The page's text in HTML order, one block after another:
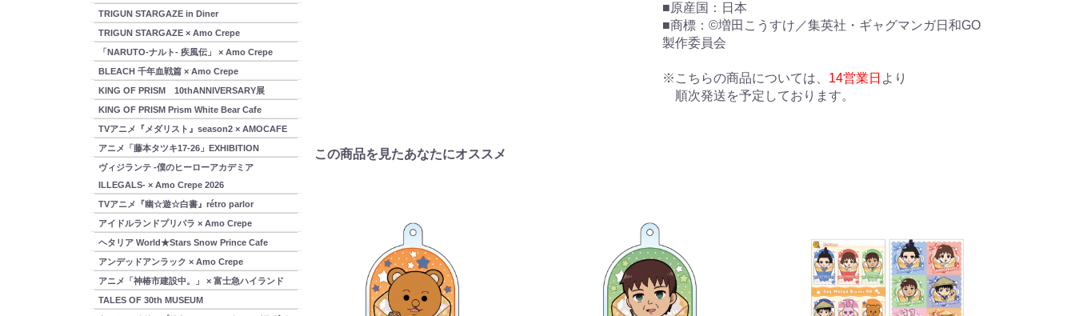
TRIGUN STARGAZE in Diner
TRIGUN STARGAZE × Amo Crepe
「NARUTO-ナルト- 疾風伝」 × Amo Crepe
BLEACH 千年血戦篇 × Amo Crepe
KING OF PRISM 10thANNIVERSARY展
KING OF PRISM Prism White Bear Cafe
TVアニメ『メダリスト』season2 × AMOCAFE
アニメ「藤本タツキ17-26」EXHIBITION
ヴィジランテ -僕のヒーローアカデミア
ILLEGALS- × Amo Crepe 2026
TVアニメ『幽☆遊☆白書』rétro parlor
アイドルランドプリパラ × Amo Crepe
ヘタリア World★Stars Snow Prince Cafe
アンデッドアンラック × Amo Crepe
アニメ「神椿市建設中。」 × 富士急ハイランド
TALES OF 30th MUSEUM
■原産国：日本
■商標：©増田こうすけ／集英社・ギャグマンガ日和GO
製作委員会
※こちらの商品については、 14営業日 より
順次発送を予定しております。
この商品を見たあなたにオススメ